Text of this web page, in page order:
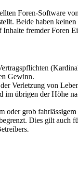
Foren-Software
Beide haben
fremder Foren
Gewinn.
Verletzung von
übrigen der Höhe
grob
Dies gilt auch